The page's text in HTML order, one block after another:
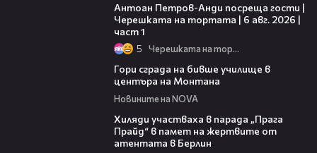
Антоан Петров-Анди посреща гости |
Черешката на тортата | 6 авг. 2026 |
част 1
5 Черешката на тортата
Гори сграда на бивше училище в
центъра на Монтана
Новините на NOVA
Хиляди участваха в парада „Прага
Прайд“ в памет на жертвите от
атентата в Берлин